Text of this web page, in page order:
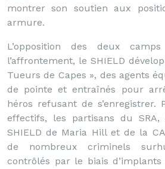
montrer son soutien aux
armure.
L’opposition des deux
l’affrontement, le SHIELD
Tueurs de Capes », des agents
de pointe et entraînés pour
héros refusant de s’enregistrer.
effectifs, les partisans du SRA,
SHIELD de Maria Hill et de la
de nombreux criminels
contrôlés par le biais d’implants